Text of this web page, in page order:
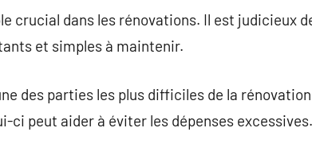
crucial dans les rénovations. Il est judicieux
et simples à maintenir.
des parties les plus difficiles de la
ci peut aider à éviter les dépenses excessives.